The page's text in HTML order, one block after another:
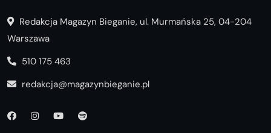
Redakcja Magazyn Bieganie, ul. Murmańska 25, 04-204
Warszawa
510 175 463
redakcja@magazynbieganie.pl